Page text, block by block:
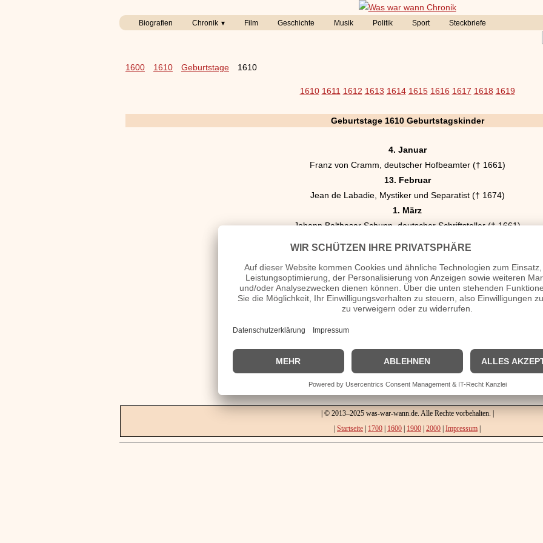
Biografien Chronik Film Geschichte Musik Politik Sport Steckbriefe
1600 1610 Geburtstage 1610
1610 1611 1612 1613 1614 1615 1616 1617 1618 1619
Geburtstage 1610 Geburtstagskinder
4. Januar
Franz von Cramm, deutscher Hofbeamter († 1661)
13. Februar
Jean de Labadie, Mystiker und Separatist († 1674)
1. März
Johann Balthasar Schupp, deutscher Schriftsteller († 1661)
22. April
Pietro Ottoboni, unter dem Namen Alexander VIII. Papst von 1689 bis 1691
6. September
Francesco I. d’Este, Herzog von Reggio und Modena († 1658)
Jakob Kettler, Herrscher über das Kurland († 1682)
| © 2013–2025 was-war-wann.de. Alle Rechte vorbehalten. |
Startseite 1700 1600 1900 2000 Impressum